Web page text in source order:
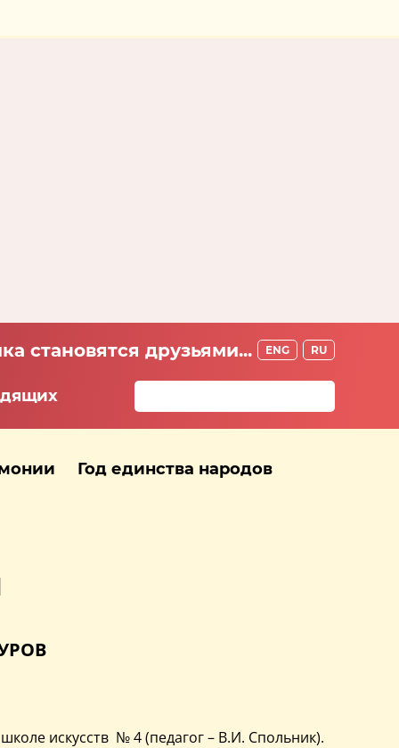
становятся друзьями... ENG RU
Год единства народов
искусств № 4 (педагог – В.И. Спольник).